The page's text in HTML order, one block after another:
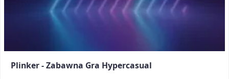
Plinker - Zabawna Gra Hypercasual